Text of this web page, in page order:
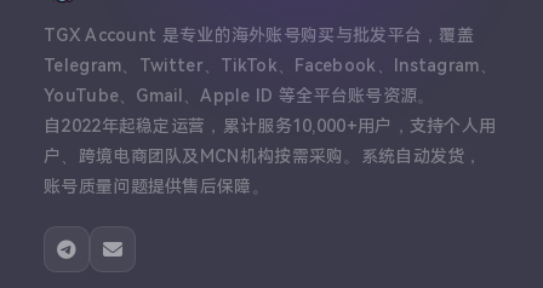
TGX Account 是专业的海外账号购买与批发平台，覆盖
Telegram、Twitter、TikTok、Facebook、Instagram、
YouTube、Gmail、Apple ID 等全平台账号资源。
自2022年起稳定运营，累计服务10,000+用户，支持个人用
户、跨境电商团队及MCN机构按需采购。系统自动发货，
账号质量问题提供售后保障。